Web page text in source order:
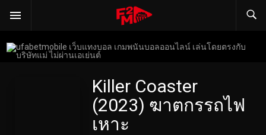
Killer Coaster
(2023) ฆาตกรรถไฟ
เหาะ